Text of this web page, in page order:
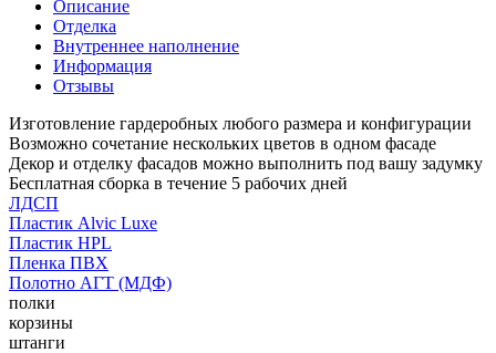
Описание
Отделка
Внутреннее наполнение
Информация
Отзывы
Изготовление гардеробных любого размера и конфигурации
Возможно сочетание нескольких цветов в одном фасаде
Декор и отделку фасадов можно выполнить под вашу задумку
Бесплатная сборка в течение 5 рабочих дней
ЛДСП
Пластик Alvic Luxe
Пластик HPL
Пленка ПВХ
Полотно АГТ (МДФ)
полки
корзины
штанги